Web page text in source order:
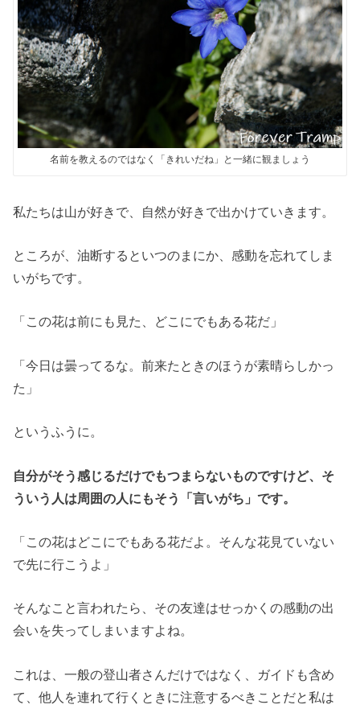
名前を教えるのではなく「きれいだね」と一緒に観ましょう
私たちは山が好きで、自然が好きで出かけていきます。
ところが、油断するといつのまにか、感動を忘れてしま
いがちです。
「この花は前にも見た、どこにでもある花だ」
「今日は曇ってるな。前来たときのほうが素晴らしかっ
た」
というふうに。
自分がそう感じるだけでもつまらないものですけど、そ
ういう人は周囲の人にもそう「言いがち」です。
「この花はどこにでもある花だよ。そんな花見ていない
で先に行こうよ」
そんなこと言われたら、その友達はせっかくの感動の出
会いを失ってしまいますよね。
これは、一般の登山者さんだけではなく、ガイドも含め
て、他人を連れて行くときに注意するべきことだと私は